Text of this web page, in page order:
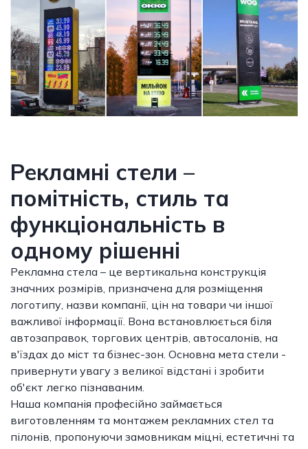
Рекламні стели –
помітність, стиль та
функціональність в
одному рішенні
Рекламна стела – це вертикальна конструкція
значних розмірів, призначена для розміщення
логотипу, назви компанії, цін на товари чи іншої
важливої інформації. Вона встановлюється біля
автозаправок, торгових центрів, автосалонів, на
в'їздах до міст та бізнес-зон. Основна мета стели -
привернути увагу з великої відстані і зробити
об'єкт легко пізнаваним.
Наша компанія професійно займається
виготовленням та монтажем рекламних стел та
пілонів, пропонуючи замовникам міцні, естетичні та